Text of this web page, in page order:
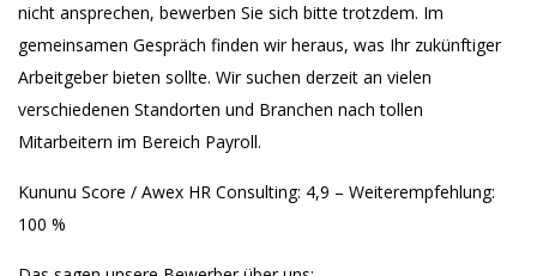
nicht ansprechen, bewerben Sie sich bitte trotzdem. Im
gemeinsamen Gespräch finden wir heraus, was Ihr zukünftiger
Arbeitgeber bieten sollte. Wir suchen derzeit an vielen
verschiedenen Standorten und Branchen nach tollen
Mitarbeitern im Bereich Payroll.
Kununu Score / Awex HR Consulting: 4,9 – Weiterempfehlung:
100 %